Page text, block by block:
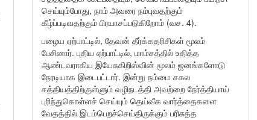
செய்யும்போது, நாம் அவரை நம்புவதற்கும்
கீழ்ப்படிவதற்கும் பிரயாசப்படுகிறோம் (வச. 4).
பழைய ஏற்பாட்டில், தேவன் தீர்க்கதரிசிகள் மூலம்
பேசினார். புதிய ஏற்பாட்டில், மாம்சத்தில் உதித்த
ஆண்டவராகிய இயேசுகிறிஸ்வின் மூலம் ஜனங்களோடு
நேரடியாக இடைபட்டார். இன்று நம்மை சகல
சத்தியத்திற்குள்ளும் வழிநடத்தி அவற்றை நேர்த்தியாய்
புரிந்துகொள்ளச் செய்யும் தெய்வீக வார்த்தைகளை
வேதத்தில் இடம்பெறச்செய்திருக்கும் பரிசுத்த